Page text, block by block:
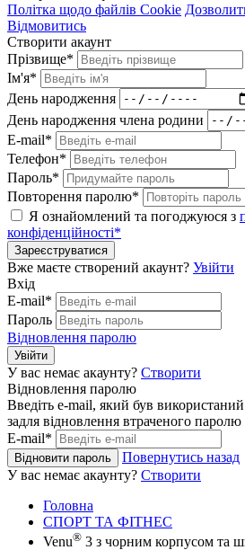
Політка щодо файлів Cookie
Відмовитись
Створити акаунт
Прізвище*
Ім'я*
День народження
День народження члена родини
E-mail*
Телефон*
Пароль*
Повторення паролю*
Я ознайомлений та погоджуюся з
конфіденційності*
Зареєструватися
Вже маєте створений акаунт? Увійти
Вхід
E-mail*
Пароль
Відновлення паролю
Увійти
У вас немає акаунту? Створити
Відновлення паролю
Введіть e-mail, який був використаний
задля відновлення втраченого паролю
E-mail*
Відновити пароль
Повернутись назад
У вас немає акаунту? Створити
Головна
СПОРТ ТА ФІТНЕС
Venu® 3 з чорним корпусом та